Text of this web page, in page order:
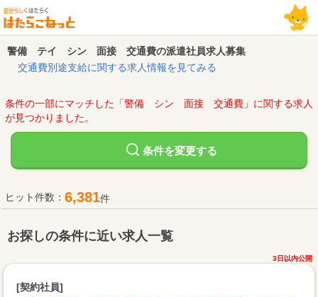
警備 テイ シン 面接 交通費の派遣社員求人募集
交通費別途支給に関する求人情報を見てみる
条件の一部にマッチした「警備 シン 面接 交通費」に関する求人
が見つかりました。
条件を変更する
ヒット件数： 6,381件
お探しの条件に近い求人一覧
3日以内公開
[契約社員]